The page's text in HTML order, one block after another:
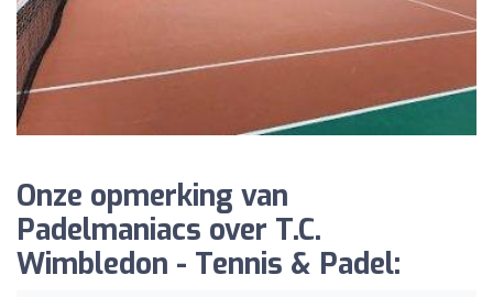
Onze opmerking van
Padelmaniacs over T.C.
Wimbledon - Tennis & Padel: